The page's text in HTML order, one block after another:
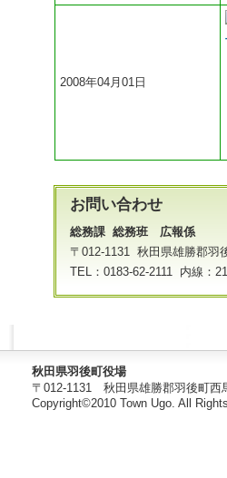
2008年04月01日
お問い合わせ
総務課 総務班 広報係
〒012-1131 秋田県雄勝郡羽
TEL：0183-62-2111 内線：
秋田県羽後町役場
〒012-1131 秋田県雄勝郡羽後町西
Copyright©2010 Town Ugo. All